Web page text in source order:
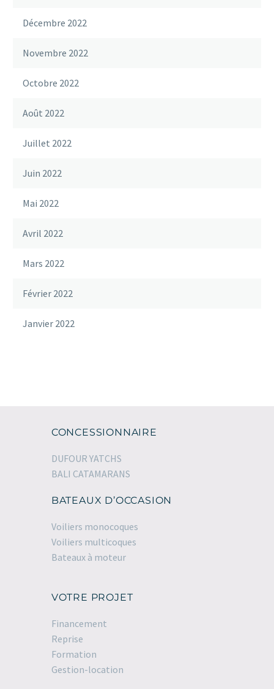
Décembre 2022
Novembre 2022
Octobre 2022
Août 2022
Juillet 2022
Juin 2022
Mai 2022
Avril 2022
Mars 2022
Février 2022
Janvier 2022
CONCESSIONNAIRE
DUFOUR YATCHS
BALI CATAMARANS
BATEAUX D’OCCASION
Voiliers monocoques
Voiliers multicoques
Bateaux à moteur
VOTRE PROJET
Financement
Reprise
Formation
Gestion-location